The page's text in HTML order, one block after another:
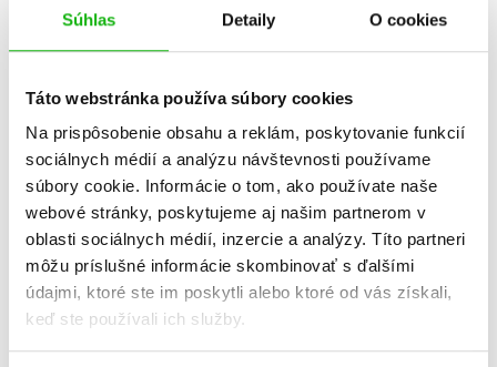
Súhlas Detaily O cookies
Táto webstránka používa súbory cookies
Na prispôsobenie obsahu a reklám, poskytovanie funkcií
sociálnych médií a analýzu návštevnosti používame
súbory cookie. Informácie o tom, ako používate naše
webové stránky, poskytujeme aj našim partnerom v
oblasti sociálnych médií, inzercie a analýzy. Títo partneri
môžu príslušné informácie skombinovať s ďalšími
údajmi, ktoré ste im poskytli alebo ktoré od vás získali,
keď ste používali ich služby.
Informácie
Žáner ilustrované knihy
Počet strán 32
K stiahnutiu Ukážka.pdf
Dátum vydania 8.8.2025
Formát
Hmotnosť 0,227 kg